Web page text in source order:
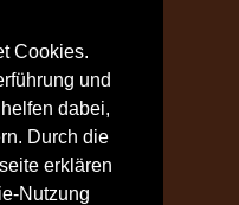
Cookies.
und
dabei,
Durch die
erklären
Nutzung